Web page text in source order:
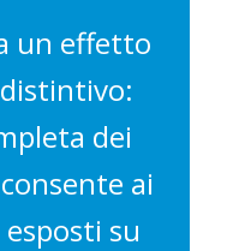
un effetto
dei
ai
su